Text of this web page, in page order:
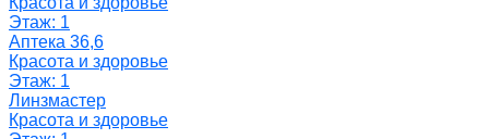
Этаж: 1
Аптека 36,6
Красота и здоровье
Этаж: 1
Линзмастер
Красота и здоровье